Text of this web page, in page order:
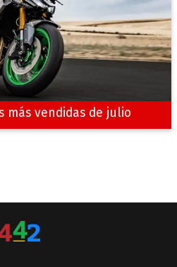
más vendidas de julio